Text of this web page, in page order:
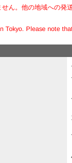
ん。他の地域への
Tokyo. Please note